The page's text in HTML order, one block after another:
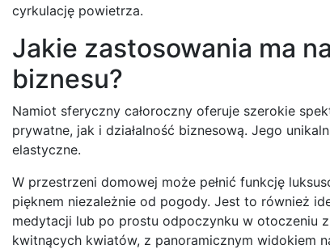
cyrkulację powietrza.
Jakie zastosowania ma
biznesu?
Namiot sferyczny całoroczny oferuje szerokie
prywatne, jak i działalność biznesową. Jego
elastyczne.
W przestrzeni domowej może pełnić funkcję
pięknem niezależnie od pogody. Jest to również
medytacji lub po prostu odpoczynku w otoczeniu
kwitnących kwiatów, z panoramicznym widokiem